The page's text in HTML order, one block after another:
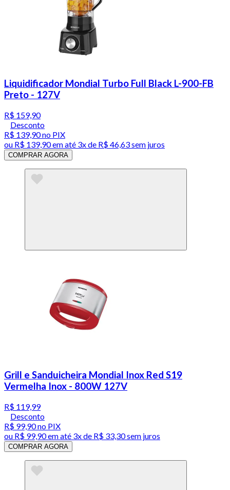
Liquidificador Mondial Turbo Full Black L-900-FB
Preto - 127V
R$ 159,90
Desconto
R$ 139,90no PIX
ou R$ 139,90em até 3x de R$ 46,63 sem juros
COMPRAR AGORA
Grill e Sanduicheira Mondial Inox Red S19
Vermelha Inox - 800W 127V
R$ 119,99
Desconto
R$ 99,90no PIX
ou R$ 99,90em até 3x de R$ 33,30 sem juros
COMPRAR AGORA